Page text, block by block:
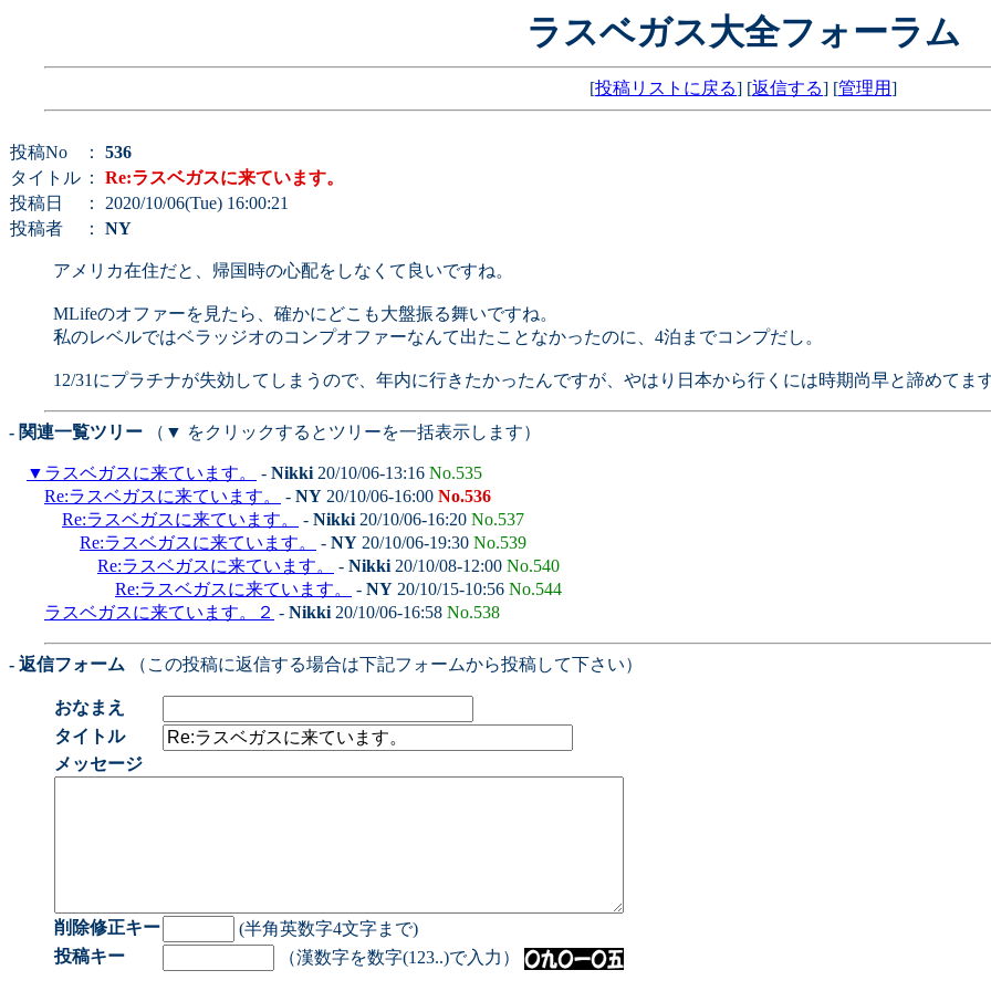
ラスベガス大全フォーラム
[投稿リストに戻る] [返信する] [管理用]
投稿No ： 536
タイトル ： Re:ラスベガスに来ています。
投稿日
： 2020/10/06(Tue) 16:00:21
投稿者
： NY
アメリカ在住だと、帰国時の心配をしなくて良いですね。
MLifeのオファーを見たら、確かにどこも大盤振る舞いですね。
私のレベルではベラッジオのコンプオファーなんて出たことなかったのに、4泊までコンプだし。
12/31にプラチナが失効してしまうので、年内に行きたかったんですが、やはり日本から行くには時期尚早と諦めてま
- 関連一覧ツリー （▼ をクリックするとツリーを一括表示します）
▼ ラスベガスに来ています。 - Nikki 20/10/06-13:16 No.535
Re:ラスベガスに来ています。
- NY 20/10/06-16:00 No.536
Re:ラスベガスに来ています。
- Nikki 20/10/06-16:20 No.537
Re:ラスベガスに来ています。
- NY 20/10/06-19:30 No.539
Re:ラスベガスに来ています。
- Nikki 20/10/08-12:00 No.540
Re:ラスベガスに来ています。
- NY 20/10/15-10:56 No.544
ラスベガスに来ています。２ - Nikki 20/10/06-16:58 No.538
- 返信フォーム （この投稿に返信する場合は下記フォームから投稿して下さい）
おなまえ
タイトル
メッセージ
削除修正キー
(半角英数字4文字まで)
投稿キー
（漢数字を数字(123..)で入力）